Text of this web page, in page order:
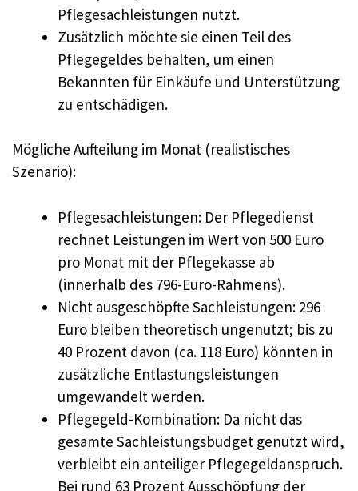
Pflegesachleistungen nutzt.
Zusätzlich möchte sie einen Teil des
Pflegegeldes behalten, um einen
Bekannten für Einkäufe und Unterstützung
zu entschädigen.
Mögliche Aufteilung im Monat (realistisches
Szenario):
Pflegesachleistungen: Der Pflegedienst
rechnet Leistungen im Wert von 500 Euro
pro Monat mit der Pflegekasse ab
(innerhalb des 796-Euro-Rahmens).
Nicht ausgeschöpfte Sachleistungen: 296
Euro bleiben theoretisch ungenutzt; bis zu
40 Prozent davon (ca. 118 Euro) könnten in
zusätzliche Entlastungsleistungen
umgewandelt werden.
Pflegegeld-Kombination: Da nicht das
gesamte Sachleistungsbudget genutzt wird,
verbleibt ein anteiliger Pflegegeldanspruch.
Bei rund 63 Prozent Ausschöpfung der